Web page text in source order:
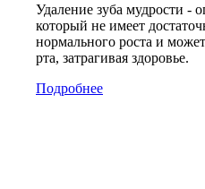
Удаление зуба мудрости -
который не имеет
нормального роста и
рта, затрагивая здоровье.
Подробнее